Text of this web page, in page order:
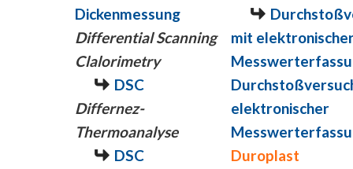
Dickenmessung
Differential Scanning
Clalorimetry
DSC
Differnez-
Thermoanalyse
DSC
mit
elektronischer
Duroplast